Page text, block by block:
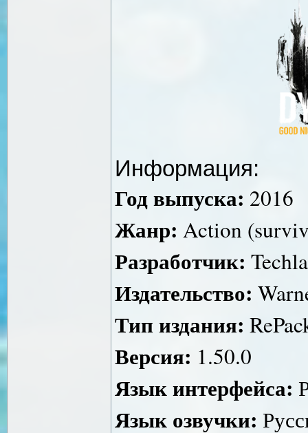
Информация:
Год выпуска: 2016
Жанр: Action
Разработчик:
Издательство:
Тип издания:
Версия: 1.50.0
Язык интерфейса:
Язык озвучки: